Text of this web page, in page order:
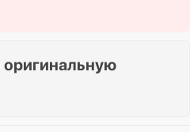
оригинальную